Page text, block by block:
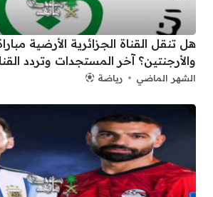
هل تنقل القناة الجزائرية الأرضية
والأرجنتين؟ آخر المستجدات وتردد
الشهر الماضي رياضة